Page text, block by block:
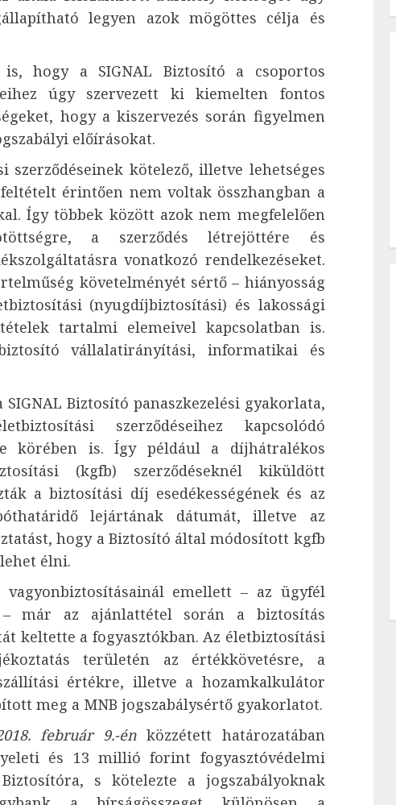
legyen azok mögöttes célja és
hogy a SIGNAL Biztosító a csoportos
úgy szervezett ki kiemelten fontos
hogy a kiszervezés során figyelmen
előírásokat.
szerződéseinek kötelező, illetve lehetséges
érintően nem voltak összhangban a
Így többek között azok nem megfelelően
a szerződés létrejöttére és
vonatkozó rendelkezéseket.
követelményét sértő – hiányosság
(nyugdíjbiztosítási) és lakossági
tartalmi elemeivel kapcsolatban is.
vállalatirányítási, informatikai és
Biztosító panaszkezelési gyakorlata,
szerződéseihez kapcsolódó
körében is. Így például a díjhátralékos
(kgfb) szerződéseknél kiküldött
a biztosítási díj esedékességének és az
lejártának dátumát, illetve az
hogy a Biztosító által módosított kgfb
élni.
emellett – az ügyfél
– már az ajánlattétel során a biztosítás
keltette a fogyasztókban. Az életbiztosítási
területén az értékkövetésre, a
értékre, illetve a hozamkalkulátor
meg a MNB jogszabálysértő gyakorlatot.
február 9.-énközzétett határozatában
és 13 millió forint fogyasztóvédelmi
s kötelezte a jogszabályoknak